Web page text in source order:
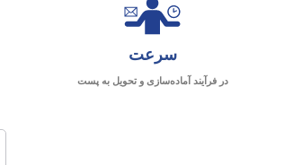
سرعت
در فرآیند آماده‌سازی و تحویل به پست